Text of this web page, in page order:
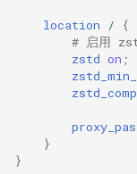
exec
feishu-auth
ftpclient
location /
{
# 启用
zstd on ;
}
}